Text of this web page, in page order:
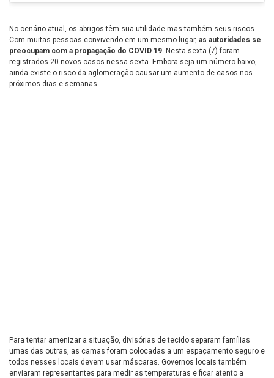
No cenário atual, os abrigos têm sua utilidade mas também seus riscos.
Com muitas pessoas convivendo em um mesmo lugar, as autoridades se
preocupam com a propagação do COVID 19 . Nesta sexta (7) foram
registrados 20 novos casos nessa sexta. Embora seja um número baixo,
ainda existe o risco da aglomeração causar um aumento de casos nos
próximos dias e semanas.
Para tentar amenizar a situação, divisórias de tecido separam famílias
umas das outras, as camas foram colocadas a um espaçamento seguro e
todos nesses locais devem usar máscaras. Governos locais também
enviaram representantes para medir as temperaturas e ficar atento a